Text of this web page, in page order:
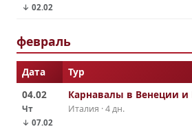
↓ 02.02
февраль
Дата Тур
04.02
Чт
↓ 07.02
Карнавалы в Венеции и
Италия · 4 дн.